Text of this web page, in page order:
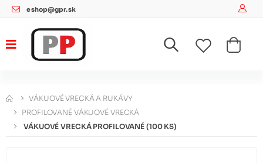
eshop@gpr.sk
VÁKUOVÉ VRECKÁ A RUKÁVY
PROFILOVANÉ VÁKUOVÉ VRECKÁ
VÁKUOVÉ VRECKÁ PROFILOVANÉ (100 KS)